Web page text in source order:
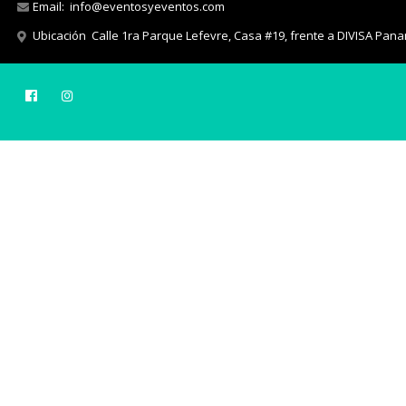
Email: info@eventosyeventos.com
Ubicación Calle 1ra Parque Lefevre, Casa #19, frente a DIVISA